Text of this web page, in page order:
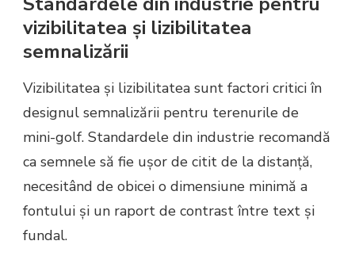
vizibilitatea și lizibilitatea
semnalizării
Vizibilitatea și lizibilitatea sunt factori critici în
designul semnalizării pentru terenurile de
mini-golf. Standardele din industrie recomandă
ca semnele să fie ușor de citit de la distanță,
necesitând de obicei o dimensiune minimă a
fontului și un raport de contrast între text și
fundal.